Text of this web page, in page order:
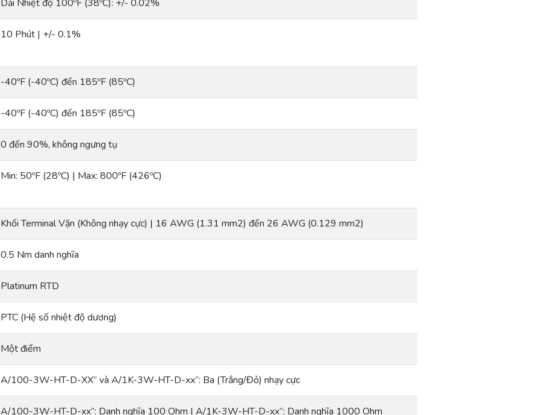
Dải Nhiệt độ 100ºF (38ºC): +/- 0.02%
10 Phút | +/- 0.1%
-40ºF (-40ºC) đến 185ºF (85ºC)
-40ºF (-40ºC) đến 185ºF (85ºC)
0 đến 90%, không ngưng tụ
Min: 50ºF (28ºC) | Max: 800ºF (426ºC)
Khối Terminal Vặn (Không nhạy cực) | 16 AWG (1.31 mm2) đến 26 AWG (0.129 mm2)
0.5 Nm danh nghĩa
Platinum RTD
PTC (Hệ số nhiệt độ dương)
Một điểm
A/100-3W-HT-D-XX” và A/1K-3W-HT-D-xx”: Ba (Trắng/Đỏ) nhạy cực
A/100-3W-HT-D-xx”: Danh nghĩa 100 Ohm | A/1K-3W-HT-D-xx”: Danh nghĩa 1000 Ohm